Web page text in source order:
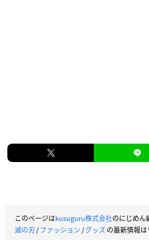
このページはkusuguru株式会社のにじめん
滅の刃/ファッション/グッズの最新情報は